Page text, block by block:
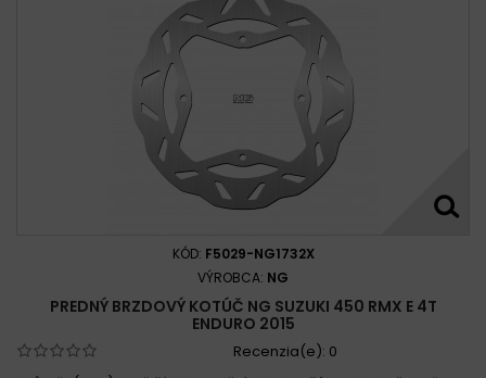
KÓD: F5029-NG1732X
VÝROBCA: NG
PREDNÝ BRZDOVÝ KOTÚČ NG SUZUKI 450 RMX E 4T
ENDURO 2015
Recenzia(e): 0